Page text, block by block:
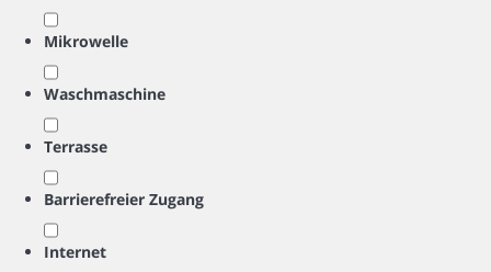
Mikrowelle
Waschmaschine
Terrasse
Barrierefreier Zugang
Internet